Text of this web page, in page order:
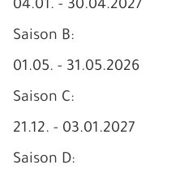
04.01. - 30.04.2027
Saison B:
01.05. - 31.05.2026
Saison C:
21.12. - 03.01.2027
Saison D: